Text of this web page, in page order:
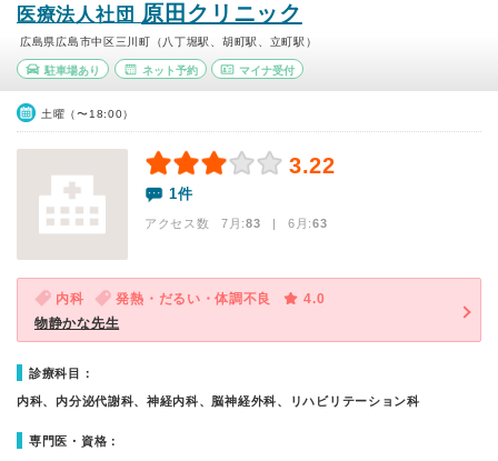
医療法人社団 原田クリニック
広島県広島市中区三川町（八丁堀駅、胡町駅、立町駅）
駐車場あり ネット予約 マイナ受付
土曜（〜18:00）
3.22
1件
アクセス数 7月:83 | 6月:63
内科 発熱・だるい・体調不良
4.0
物静かな先生
診療科目：
内科、内分泌代謝科、神経内科、脳神経外科、リハビリテーション科
専門医・資格：